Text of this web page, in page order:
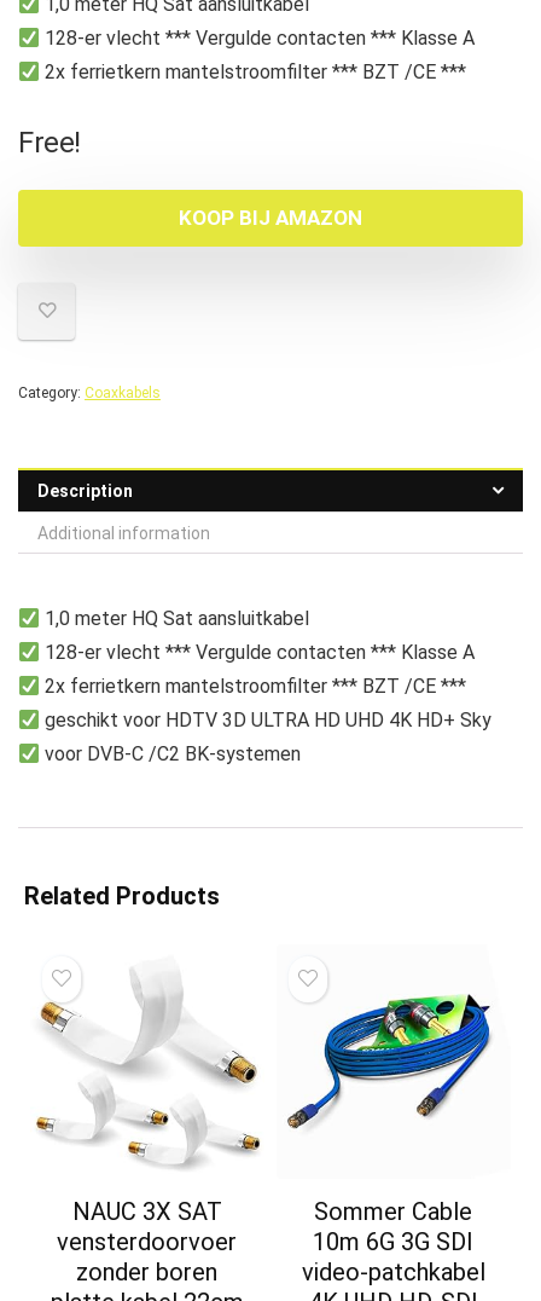
128-er vlecht *** Vergulde contacten *** Klasse A
2x ferrietkern mantelstroomfilter *** BZT /CE ***
Free!
KOOP BIJ AMAZON
Category: Coaxkabels
Description
Additional information
1,0 meter HQ Sat aansluitkabel
128-er vlecht *** Vergulde contacten *** Klasse A
2x ferrietkern mantelstroomfilter *** BZT /CE ***
geschikt voor HDTV 3D ULTRA HD UHD 4K HD+ Sky
voor DVB-C /C2 BK-systemen
Related Products
NAUC 3X SAT
vensterdoorvoer
zonder boren
Sommer Cable
10m 6G 3G SDI
video-patchkabel